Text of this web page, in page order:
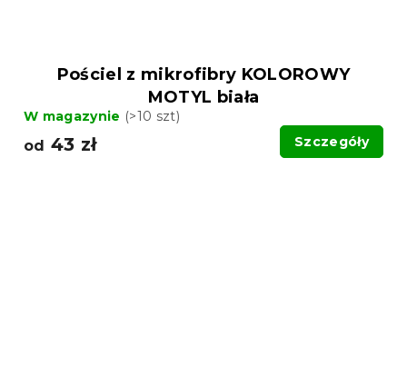
Pościel z mikrofibry KOLOROWY
MOTYL biała
W magazynie (>10 szt)
od 43 zł Szczegóły